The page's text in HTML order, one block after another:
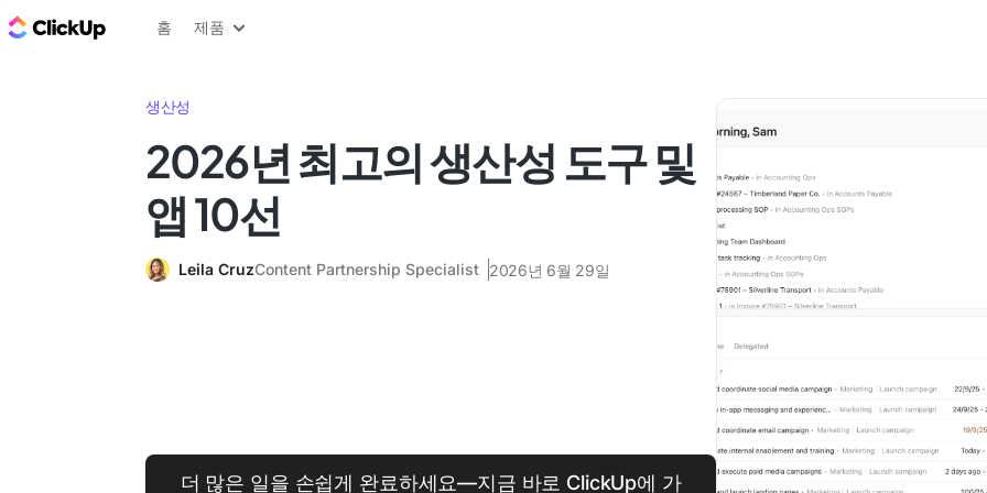
ClickUp 블로그
홈 제품
생산성
2026년 최고의 생산성 도구 및
앱 10선
Leila CruzContent Partnership Specialist 2026년 6월 29일
더 많은 일을 손쉽게 완료하세요—지금 바로 ClickUp에 가